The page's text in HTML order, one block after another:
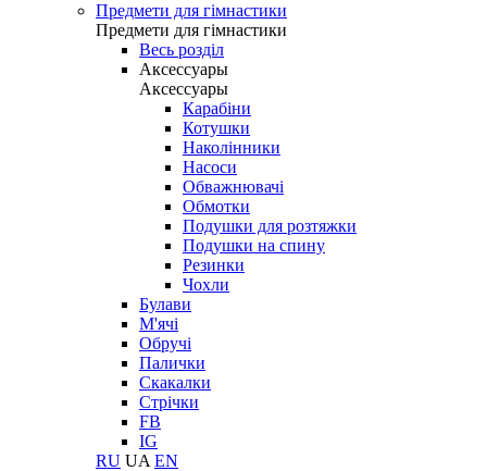
Предмети для гімнастики
Предмети для гімнастики
Весь розділ
Аксессуары
Аксессуары
Карабіни
Котушки
Наколінники
Насоси
Обважнювачі
Обмотки
Подушки для розтяжки
Подушки на спину
Резинки
Чохли
Булави
М'ячі
Обручі
Палички
Скакалки
Стрічки
FB
IG
RU UA EN